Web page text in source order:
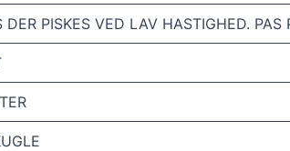
PISKES VED LAV HASTIGHED. PAS